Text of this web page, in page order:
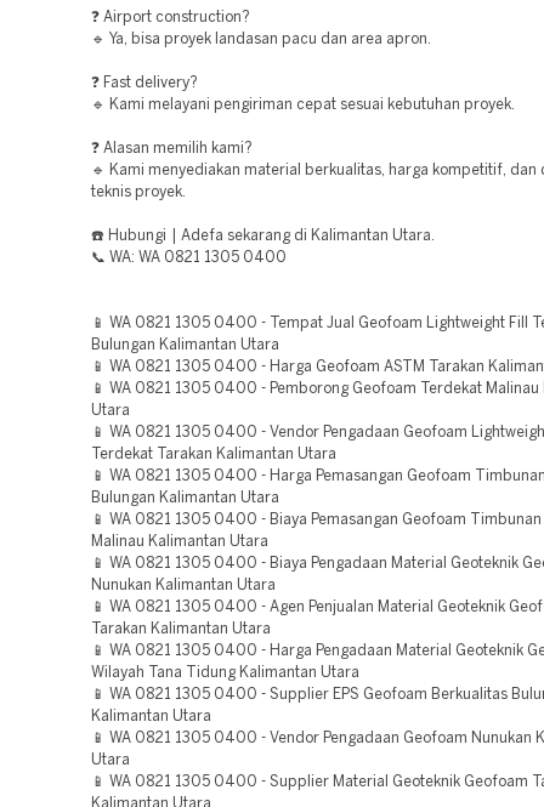
❓ Airport construction?
🔹 Ya, bisa proyek landasan pacu dan area apron.
❓ Fast delivery?
🔹 Kami melayani pengiriman cepat sesuai kebutuhan proyek.
❓ Alasan memilih kami?
🔹 Kami menyediakan material berkualitas, harga kompetitif, dan
teknis proyek.
☎️ Hubungi | Adefa sekarang di Kalimantan Utara.
📞 WA: WA 0821 1305 0400
📱 WA 0821 1305 0400 - Tempat Jual Geofoam Lightweight Fill
Bulungan Kalimantan Utara
📱 WA 0821 1305 0400 - Harga Geofoam ASTM Tarakan
📱 WA 0821 1305 0400 - Pemborong Geofoam Terdekat Malinau
Utara
📱 WA 0821 1305 0400 - Vendor Pengadaan Geofoam
Terdekat Tarakan Kalimantan Utara
📱 WA 0821 1305 0400 - Harga Pemasangan Geofoam
Bulungan Kalimantan Utara
📱 WA 0821 1305 0400 - Biaya Pemasangan Geofoam Timbunan
Malinau Kalimantan Utara
📱 WA 0821 1305 0400 - Biaya Pengadaan Material Geoteknik
Nunukan Kalimantan Utara
📱 WA 0821 1305 0400 - Agen Penjualan Material Geoteknik
Tarakan Kalimantan Utara
📱 WA 0821 1305 0400 - Harga Pengadaan Material Geoteknik
Wilayah Tana Tidung Kalimantan Utara
📱 WA 0821 1305 0400 - Supplier EPS Geofoam Berkualitas
Kalimantan Utara
📱 WA 0821 1305 0400 - Vendor Pengadaan Geofoam Nunukan
Utara
📱 WA 0821 1305 0400 - Supplier Material Geoteknik Geofoam
Kalimantan Utara